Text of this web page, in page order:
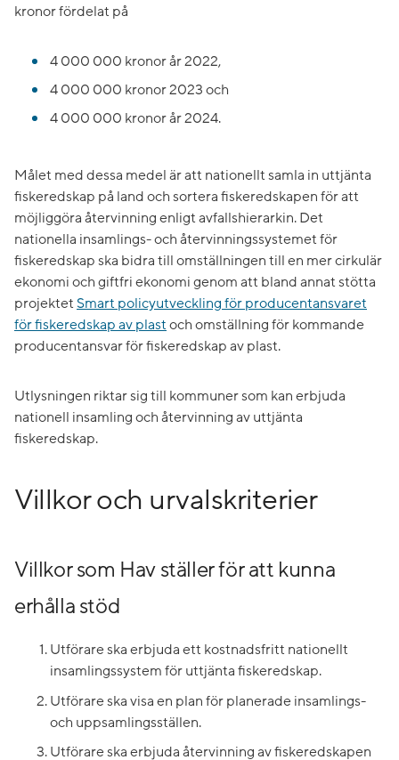
kronor fördelat på
4 000 000 kronor år 2022,
4 000 000 kronor 2023 och
4 000 000 kronor år 2024.
Målet med dessa medel är att nationellt samla in uttjänta
fiskeredskap på land och sortera fiskeredskapen för att
möjliggöra återvinning enligt avfallshierarkin. Det
nationella insamlings- och återvinningssystemet för
fiskeredskap ska bidra till omställningen till en mer cirkulär
ekonomi och giftfri ekonomi genom att bland annat stötta
projektet Smart policyutveckling för producentansvaret
för fiskeredskap av plastoch omställning för kommande
producentansvar för fiskeredskap av plast.
Utlysningen riktar sig till kommuner som kan erbjuda
nationell insamling och återvinning av uttjänta
fiskeredskap.
Villkor och urvalskriterier
Villkor som Hav ställer för att kunna
erhålla stöd
Utförare ska erbjuda ett kostnadsfritt nationellt
insamlingssystem för uttjänta fiskeredskap.
Utförare ska visa en plan för planerade insamlings-
och uppsamlingsställen.
Utförare ska erbjuda återvinning av fiskeredskapen